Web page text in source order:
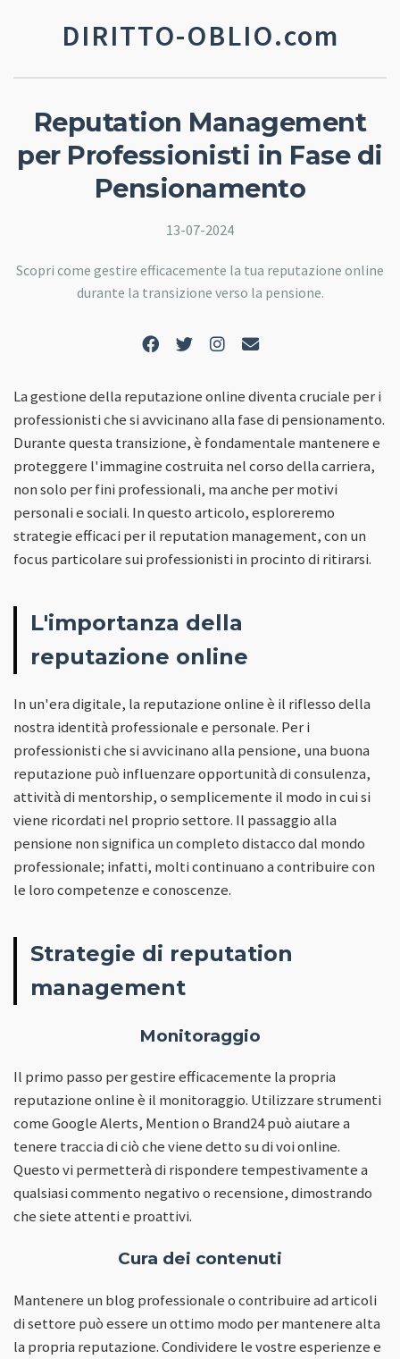
DIRITTO-OBLIO.com
Reputation Management
per Professionisti in Fase di
Pensionamento
13-07-2024
Scopri come gestire efficacemente la tua reputazione online
durante la transizione verso la pensione.
La gestione della reputazione online diventa cruciale per i
professionisti che si avvicinano alla fase di pensionamento.
Durante questa transizione, è fondamentale mantenere e
proteggere l'immagine costruita nel corso della carriera,
non solo per fini professionali, ma anche per motivi
personali e sociali. In questo articolo, esploreremo
strategie efficaci per il reputation management, con un
focus particolare sui professionisti in procinto di ritirarsi.
L'importanza della
reputazione online
In un'era digitale, la reputazione online è il riflesso della
nostra identità professionale e personale. Per i
professionisti che si avvicinano alla pensione, una buona
reputazione può influenzare opportunità di consulenza,
attività di mentorship, o semplicemente il modo in cui si
viene ricordati nel proprio settore. Il passaggio alla
pensione non significa un completo distacco dal mondo
professionale; infatti, molti continuano a contribuire con
le loro competenze e conoscenze.
Strategie di reputation
management
Monitoraggio
Il primo passo per gestire efficacemente la propria
reputazione online è il monitoraggio. Utilizzare strumenti
come Google Alerts, Mention o Brand24 può aiutare a
tenere traccia di ciò che viene detto su di voi online.
Questo vi permetterà di rispondere tempestivamente a
qualsiasi commento negativo o recensione, dimostrando
che siete attenti e proattivi.
Cura dei contenuti
Mantenere un blog professionale o contribuire ad articoli
di settore può essere un ottimo modo per mantenere alta
la propria reputazione. Condividere le vostre esperienze e